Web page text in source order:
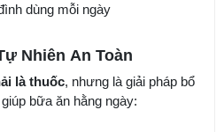
dùng mỗi ngày
Nhiên An Toàn
là thuốc, nhưng là giải pháp bổ
bữa ăn hằng ngày: